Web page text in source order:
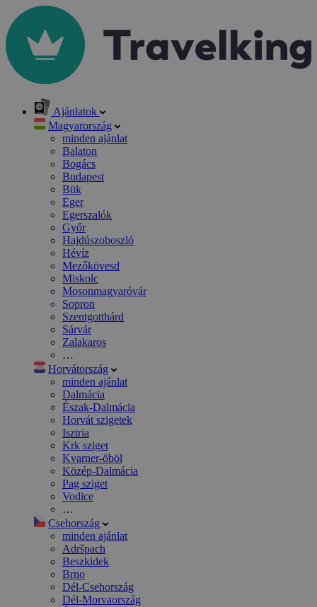
Ajánlatok
Magyarország
minden ajánlat
Balaton
Bogács
Budapest
Bük
Eger
Egerszalók
Győr
Hajdúszoboszló
Hévíz
Mezőkövesd
Miskolc
Mosonmagyaróvár
Sopron
Szentgotthárd
Sárvár
Zalakaros
…
Horvátország
minden ajánlat
Dalmácia
Észak-Dalmácia
Horvát szigetek
Isztria
Krk sziget
Kvarner-öböl
Közép-Dalmácia
Pag sziget
Vodice
…
Csehország
minden ajánlat
Adršpach
Beszkidek
Brno
Dél-Csehország
Dél-Morvaország